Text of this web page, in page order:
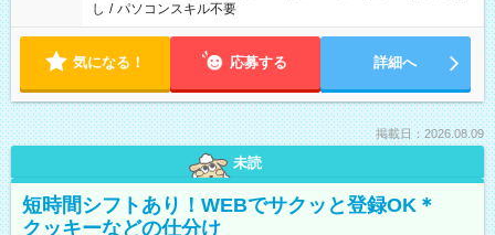
し / パソコンスキル不要
気になる！ 応募する 詳細へ
掲載日：2026.08.09
未読
短時間シフトあり！WEBでサクッと登録OK＊
クッキーなどの仕分け